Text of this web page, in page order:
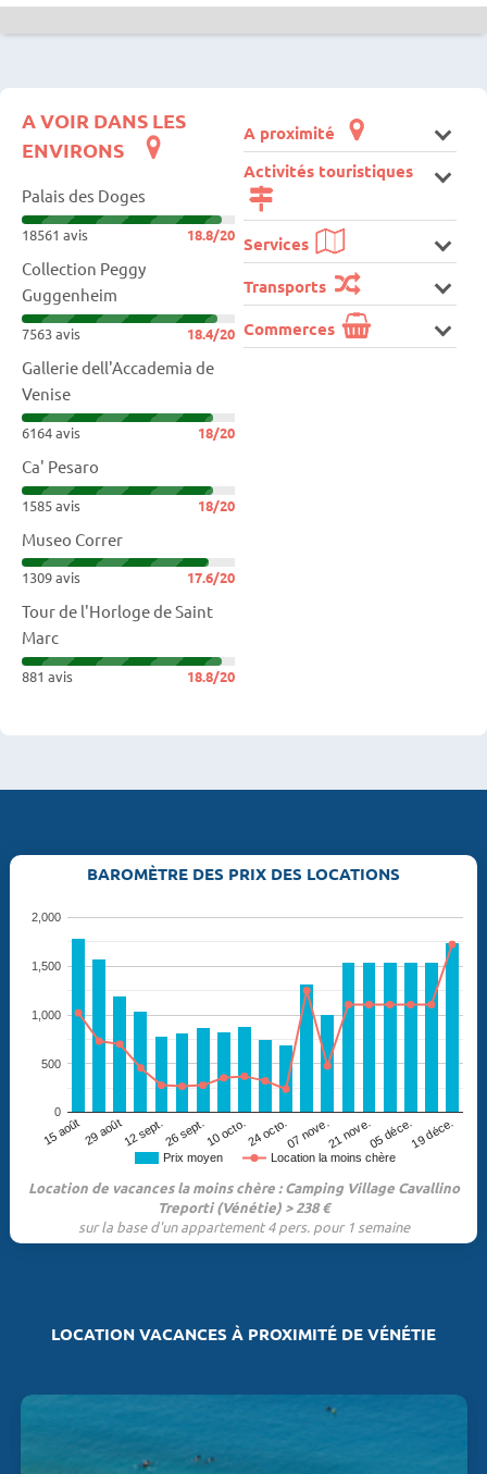
A VOIR DANS LES
ENVIRONS
Palais des Doges
18561 avis 18.8/20
Collection Peggy
Guggenheim
7563 avis 18.4/20
Gallerie dell'Accademia de
Venise
6164 avis 18/20
Ca' Pesaro
1585 avis 18/20
Museo Correr
1309 avis 17.6/20
Tour de l'Horloge de Saint
Marc
881 avis 18.8/20
A proximité
Activités touristiques
Services
Transports
Commerces
BAROMÈTRE DES PRIX DES LOCATIONS
Prix moyen Location la moins chère
15 août29 août12 sept.26 sept.10 octo.24 octo.07 nove.21 nove.05 déce.19 déce.
0
500
1,000
1,500
2,000
Location de vacances la moins chère : Camping Village Cavallino
Treporti (Vénétie) > 238 €
sur la base d'un appartement 4 pers. pour 1 semaine
LOCATION VACANCES À PROXIMITÉ DE VÉNÉTIE